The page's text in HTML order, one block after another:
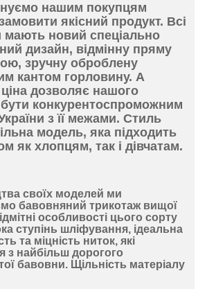
нашим покупцям
якісний продукт. Всі
мають новий спеціально
дизайн, відмінну пряму
зручну оброблену
кантом горловину. А
дозволяє нашого
конкурентоспроможним
з її межами. Стиль
модель, яка підходить
як хлопцям, так і дівчатам.
своїх моделей ми
бавовняний трикотаж вищої
особливості цього сорту
ступінь шліфування, ідеальна
та міцність ниток, які
з найбільш дорогого
бавовни. Щільність матеріалу